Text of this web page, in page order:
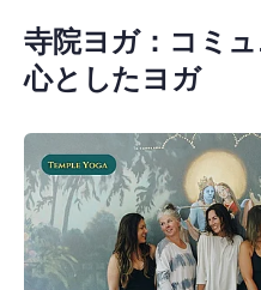
寺院ヨガ：コミ
心としたヨガ